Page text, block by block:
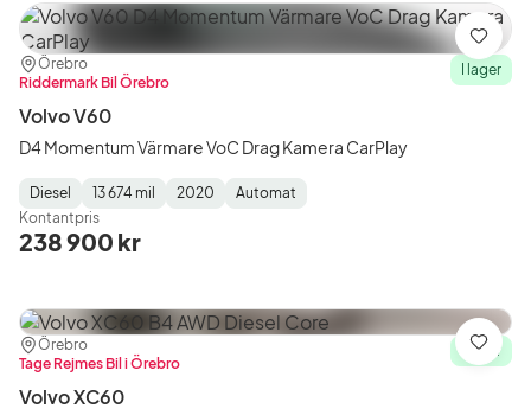
Plats:
Örebro
Återförsäljare:
Riddermark Bil Örebro
I lager
Volvo V60
D4 Momentum Värmare VoC Drag Kamera CarPlay
Fuel
Type:
Diesel
Mätarställning:
13 674 mil
Model
Year:
2020
Gearbox
Type:
Automat
Kontantpris
238 900 kr
Spara
Plats:
Örebro
Återförsäljare:
Tage Rejmes Bil i Örebro
I lager
Volvo XC60
Spara